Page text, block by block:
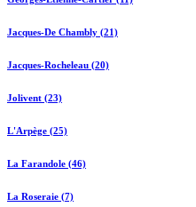
Jacques-De Chambly (21)
Jacques-Rocheleau (20)
Jolivent (23)
L'Arpège (25)
La Farandole (46)
La Roseraie (7)